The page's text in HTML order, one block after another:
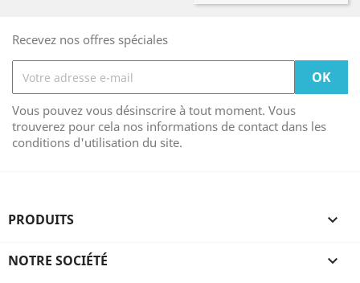
Recevez nos offres spéciales
Vous pouvez vous désinscrire à tout moment. Vous
trouverez pour cela nos informations de contact dans les
conditions d'utilisation du site.
PRODUITS 
NOTRE SOCIÉTÉ 